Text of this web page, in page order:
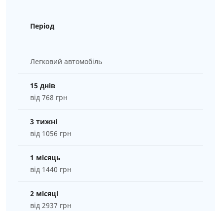
Період
Легковий автомобіль
15 днів
від 768 грн
3 тижні
від 1056 грн
1 місяць
від 1440 грн
2 місяці
від 2937 грн